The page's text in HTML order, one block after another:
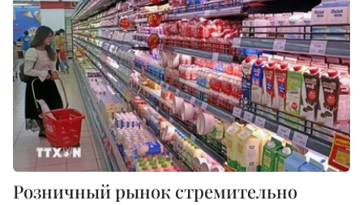
Розничный рынок стремительно